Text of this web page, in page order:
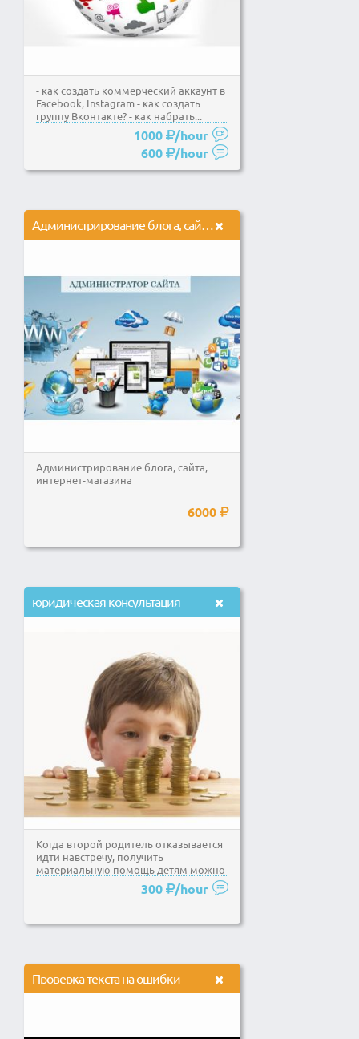
- как создать коммерческий аккаунт в
Facebook, Instagram - как создать
группу Вконтакте? - как набрать...
1000
/hour
600
/hour
Администрирование блога, сайта, магазина
Администрирование блога, сайта,
интернет-магазина
6000
юридическая консультация
Когда второй родитель отказывается
идти навстречу, получить
материальную помощь детям можно
лишь с помощью судебного...
300 /hour
Проверка текста на ошибки